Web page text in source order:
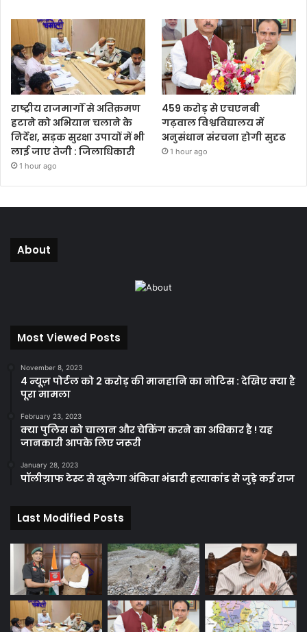
राष्ट्रीय राजमार्गों से अतिक्रमण
हटाने को अभियान चलाने के
निर्देश, सड़क सुरक्षा उपायों में भी
लाई जाए तेजी : जिलाधिकारी
1 hour ago
459 करोड़ से एचएनबी
गढ़वाल विश्वविद्यालय में
अनुसंधान संरचना होगी सुदृढ
1 hour ago
About
Most Viewed Posts
November 8, 2023
4 न्यूज़ पोर्टल को 2 करोड़ की मानहानि का नोटिस : देखिए क्या है
पूरा मामला
February 23, 2023
क्या पुलिस को चालान और चेकिंग करने का अधिकार है ! यह
जानकारी आपके लिए जरूरी
January 28, 2023
पॉलीग्राफ टेस्ट से खुलेगा अंकिता भंडारी हत्याकांड से जुड़े कई राज
Last Modified Posts